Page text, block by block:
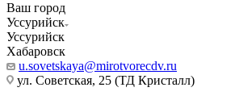
Ваш город
Уссурийск
Уссурийск
Хабаровск
u.sovetskaya@mirotvorecdv.ru
ул. Советская, 25 (ТД Кристалл)